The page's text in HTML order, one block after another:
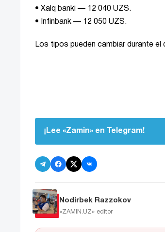
• Xalq banki — 12 040 UZS.
• Infinbank — 12 050 UZS.
Los tipos pueden cambiar durante
¡Lee «Zamin» en Telegram!
Nodirbek Razzokov
«ZAMIN.UZ» editor